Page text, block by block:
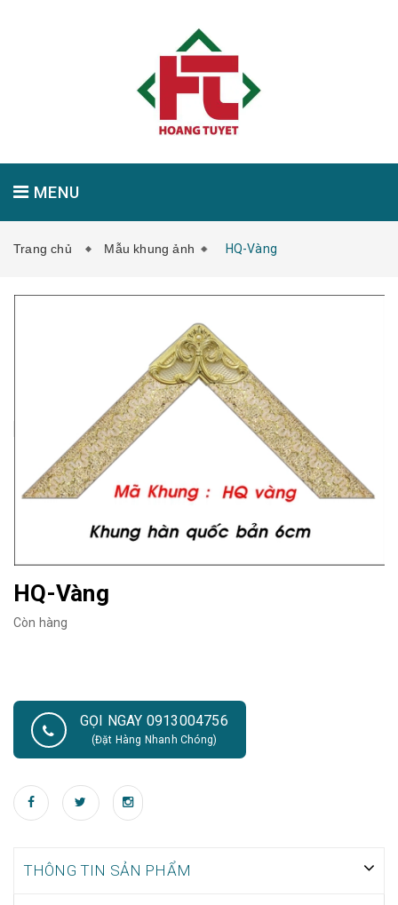
MENU
Trang chủ Mẫu khung ảnh HQ-Vàng
HQ-Vàng
Còn hàng
GỌI NGAY 0913004756
(Đặt Hàng Nhanh Chóng)
THÔNG TIN SẢN PHẨM